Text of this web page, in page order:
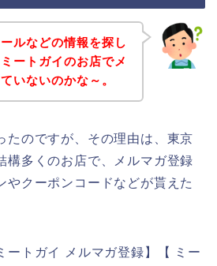
ルなどの情報を探し
ートガイのお店でメ
いないのかな～。
たのですが、その理由は、東京
構多くのお店で、メルマガ登録
やクーポンコードなどが貰えた
ートガイ メルマガ登録】【 ミー